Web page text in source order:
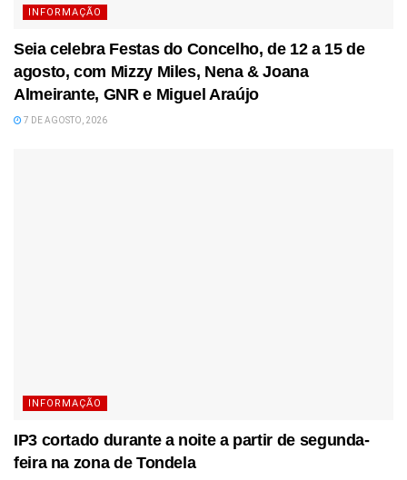
INFORMAÇÃO
Seia celebra Festas do Concelho, de 12 a 15 de
agosto, com Mizzy Miles, Nena & Joana
Almeirante, GNR e Miguel Araújo
7 DE AGOSTO, 2026
INFORMAÇÃO
IP3 cortado durante a noite a partir de segunda-
feira na zona de Tondela